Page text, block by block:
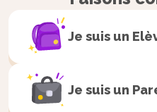
Je suis un
Je suis un